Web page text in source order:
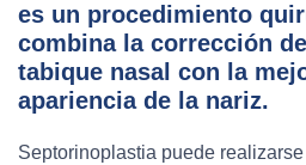
es un procedimiento
combina la corrección
tabique nasal con la
apariencia de la nariz.
Septorinoplastia puede